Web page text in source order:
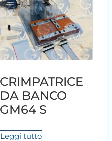
CRIMPATRICE
DA BANCO
GM64 S
Leggi tutto